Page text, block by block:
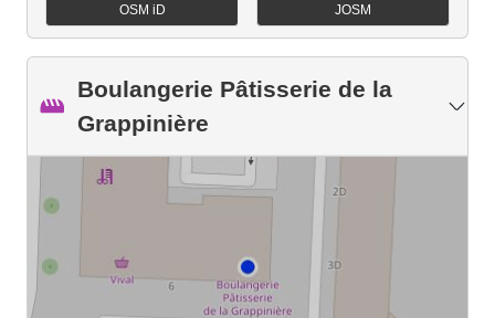
OSM iD JOSM
Boulangerie Pâtisserie de la
Grappinière